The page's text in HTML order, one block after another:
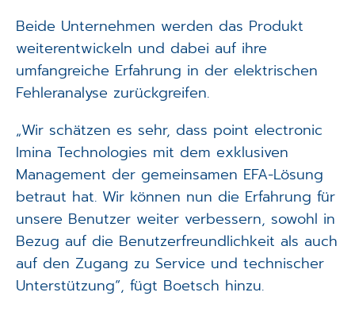
Beide Unternehmen werden das Produkt
weiterentwickeln und dabei auf ihre
umfangreiche Erfahrung in der elektrischen
Fehleranalyse zurückgreifen.
„Wir schätzen es sehr, dass point electronic
Imina Technologies mit dem exklusiven
Management der gemeinsamen EFA-Lösung
betraut hat. Wir können nun die Erfahrung für
unsere Benutzer weiter verbessern, sowohl in
Bezug auf die Benutzerfreundlichkeit als auch
auf den Zugang zu Service und technischer
Unterstützung“, fügt Boetsch hinzu.